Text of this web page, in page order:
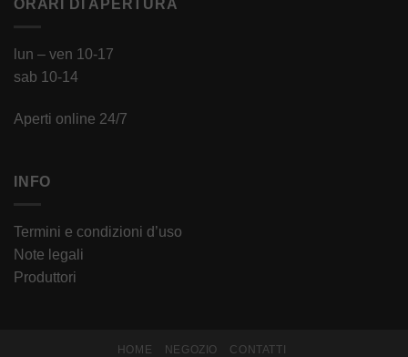
ORARI DI APERTURA
lun – ven 10-17
sab 10-14
Aperti online 24/7
INFO
Termini e condizioni d’uso
Note legali
Produttori
HOME NEGOZIO
CONTATTI